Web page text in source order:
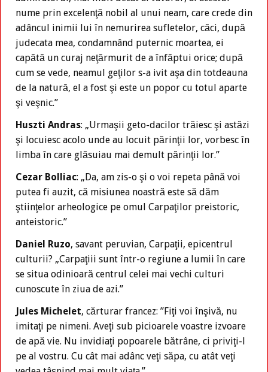
nume prin excelenţă nobil al unui neam, care crede din
adâncul inimii lui în nemurirea sufletelor, căci, după
judecata mea, condamnând puternic moartea, ei
capătă un curaj neţărmurit de a înfăptui orice; după
cum se vede, neamul geţilor s-a ivit aşa din totdeauna
de la natură, el a fost şi este un popor cu totul aparte
şi veşnic.”
Huszti Andras: „Urmaşii geto-dacilor trăiesc şi astăzi
şi locuiesc acolo unde au locuit părinţii lor, vorbesc în
limba în care glăsuiau mai demult părinţii lor.”
Cezar Bolliac: „Da, am zis-o şi o voi repeta până voi
putea fi auzit, că misiunea noastră este să dăm
ştiinţelor arheologice pe omul Carpaţilor preistoric,
anteistoric.”
Daniel Ruzo, savant peruvian, Carpaţii, epicentrul
culturii? „Carpaţiii sunt într-o regiune a lumii în care
se situa odinioară centrul celei mai vechi culturi
cunoscute în ziua de azi.”
Jules Michelet, cărturar francez: ”Fiţi voi înşivă, nu
imitaţi pe nimeni. Aveţi sub picioarele voastre izvoare
de apă vie. Nu invidiaţi popoarele bătrâne, ci priviţi-l
pe al vostru. Cu cât mai adânc veţi săpa, cu atât veţi